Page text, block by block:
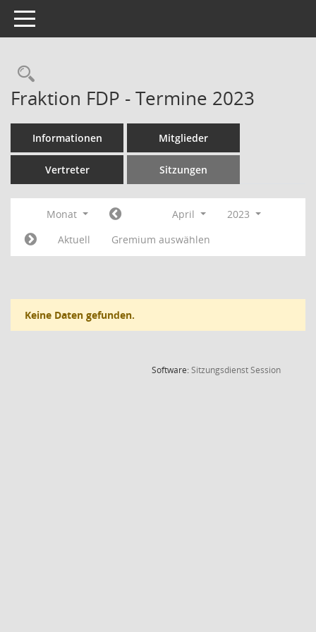
Toggle navigation
Rechercheauswahl
Fraktion FDP - Termine 2023
Informationen Mitglieder
Vertreter Sitzungen
Monat April
2023
Aktuell
Gremium auswählen
Keine Daten gefunden.
Software:SitzungsdienstSession(Wird in